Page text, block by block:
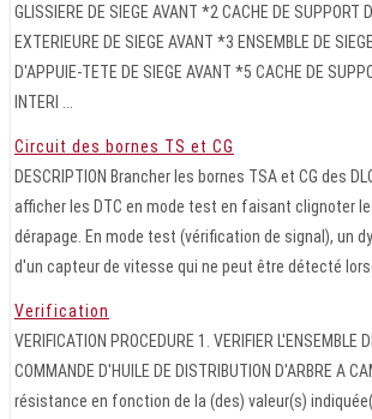
GLISSIERE DE SIEGE AVANT *2 CACHE DE SUPPORT
EXTERIEURE DE SIEGE AVANT *3 ENSEMBLE DE
D'APPUIE-TETE DE SIEGE AVANT *5 CACHE DE
INTERI ...
Circuit des bornes TS et CG
DESCRIPTION Brancher les bornes TSA et CG des
afficher les DTC en mode test en faisant clignoter
dérapage. En mode test (vérification de signal), un
d'un capteur de vitesse qui ne peut être détecté
Verification
VERIFICATION PROCEDURE 1. VERIFIER L'ENSEMBLE
COMMANDE D'HUILE DE DISTRIBUTION D'ARBRE A
résistance en fonction de la (des) valeur(s)